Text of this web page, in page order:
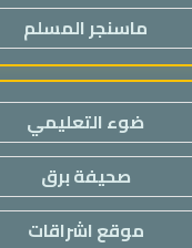
ماسنجر المسلم
ضوء التعليمي
صحيفة برق
موقع اشراقات